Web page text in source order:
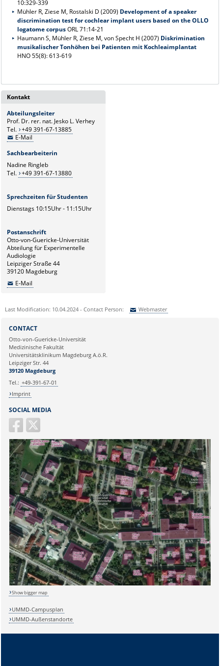
10:329-339
Mühler R, Ziese M, Rostalski D (2009) Development of a speaker
discrimination test for cochlear implant users based on the OLLO
logatome corpusORL 71:14-21
Haumann S, Mühler R, Ziese M, von Specht H (2007) Diskrimination
musikalischer Tonhöhen bei Patienten mit Kochleaimplantat
HNO 55(8): 613-619
Kontakt
Abteilungsleiter
Prof. Dr. rer. nat. Jesko L. Verhey
Tel. +49 391-67-13885
E-Mail
Sachbearbeiterin
Nadine Ringleb
Tel. +49 391-67-13880
Sprechzeiten für Studenten
Dienstags 10:15Uhr - 11:15Uhr
Postanschrift
Otto-von-Guericke-Universität
Abteilung für Experimentelle
Audiologie
Leipziger Straße 44
39120 Magdeburg
E-Mail
Last Modification: 10.04.2024 - Contact Person: Webmaster
Ihre E-Mailadresse:
Ihr Anliegen:
SOCIAL MEDIA
CONTACT
Otto-von-Guericke-Universität
Medizinische Fakultät
Universitätsklinikum Magdeburg A.ö.R.
Leipziger Str. 44
39120 Magdeburg
Tel.: +49-391-67-01
Imprint
Show bigger map
UMMD-Campusplan
UMMD-Außenstandorte